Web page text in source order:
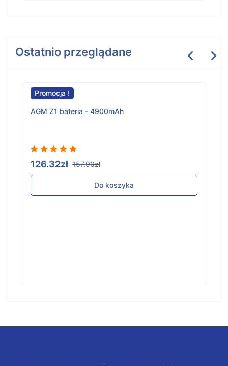
Ostatnio przeglądane
Promocja !
AGM Z1 bateria - 4900mAh
126.32zł 157.90zł
Do koszyka